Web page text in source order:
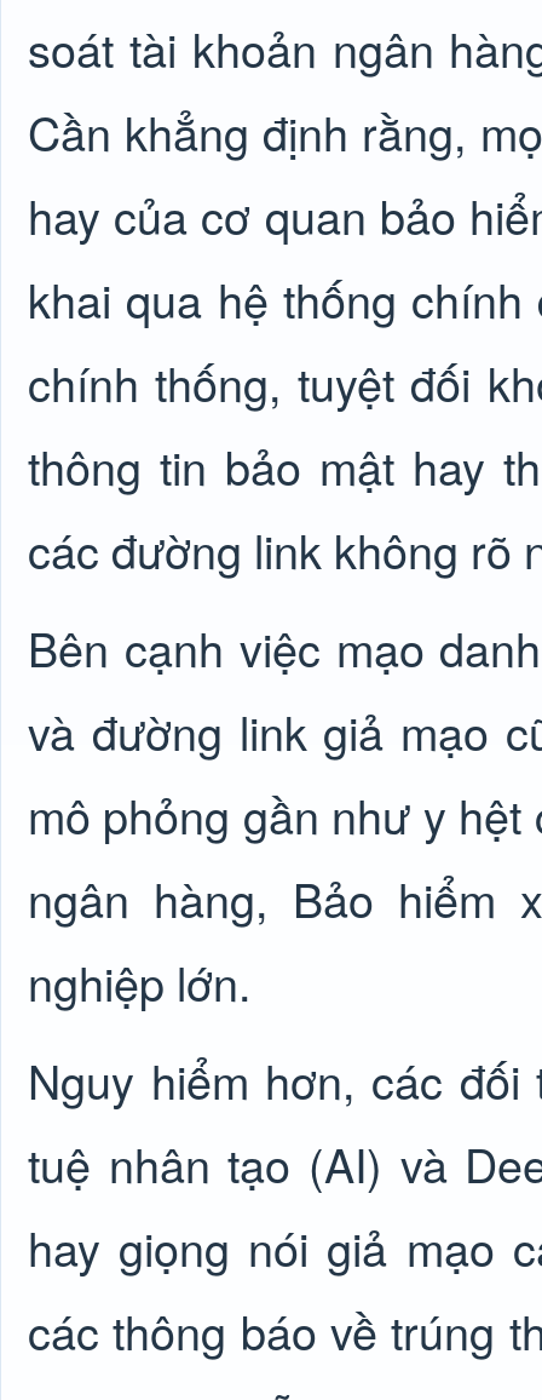
soát tài khoản ngân
Cần khẳng định rằng,
hay của cơ quan bảo
khai qua hệ thống
chính thống, tuyệt đối
thông tin bảo mật hay
các đường link không rõ
Bên cạnh việc mạo
và đường link giả mạo
mô phỏng gần như y
ngân hàng, Bảo hiểm
nghiệp lớn.
Nguy hiểm hơn, các
tuệ nhân tạo (AI) và
hay giọng nói giả mạo
các thông báo về trúng